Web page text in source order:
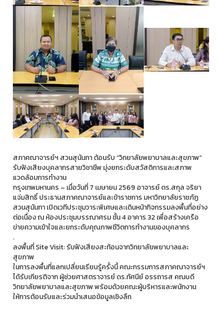
สภาคณาจารย์ฯ สวนสุนันทา ต้อนรับ “วิทยาลัยพยาบาลและสุขภาพ”
รับฟังเสียงบุคลากรสายวิชาชีพ มุ่งยกระดับสวัสดิการและสภาพ
แวดล้อมการทำงาน
กรุงเทพมหานคร – เมื่อวันที่ 7 เมษายน 2569 อาจารย์ ดร.สกุล จริยา
แจ่มสิทธิ์ ประธานสภาคณาจารย์และข้าราชการ มหาวิทยาลัยราชภัฏ
สวนสุนันทา เปิดเวทีประชุมวาระพิเศษและเดินหน้ากิจกรรมลงพื้นที่อย่าง
ต่อเนื่อง ณ ห้องประชุมบรรณาศรม ชั้น 4 อาคาร 32 เพื่อสร้างเครือ
ข่ายความเข้าใจและยกระดับคุณภาพชีวิตการทำงานของบุคลากร
.
ลงพื้นที่ Site Visit: รับฟังเสียงสะท้อนจากวิทยาลัยพยาบาลและ
สุขภาพ
ในการลงพื้นที่แลกเปลี่ยนเรียนรู้ครั้งนี้ คณะกรรมการสภาคณาจารย์ฯ
ได้รับเกียรติจาก ผู้ช่วยศาสตราจารย์ ดร.ทัศนีย์ อรรถารส คณบดี
วิทยาลัยพยาบาลและสุขภาพ พร้อมด้วยคณะผู้บริหารและพนักงาน
ให้การต้อนรับและร่วมนำเสนอข้อมูลเชิงลึก